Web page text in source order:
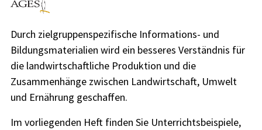
Durch zielgruppenspezifische Informations- und
Bildungsmaterialien wird ein besseres Verständnis für
die landwirtschaftliche Produktion und die
Zusammenhänge zwischen Landwirtschaft, Umwelt
und Ernährung geschaffen.
Im vorliegenden Heft finden Sie Unterrichtsbeispiele,